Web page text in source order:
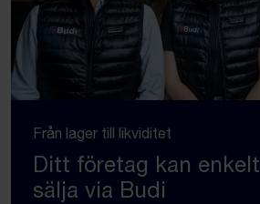
Från lager till likviditet
Ditt företag kan enkelt
sälja via Budi